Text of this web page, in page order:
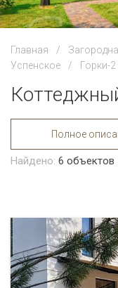
Главная
Успенское
Горки-2
Полное
Найдено: 6 объектов